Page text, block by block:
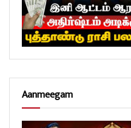
Aanmeegam